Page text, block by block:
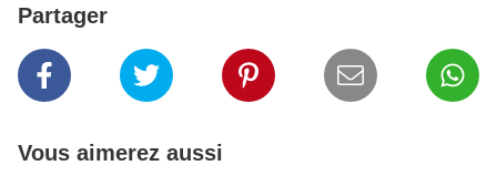
Partager
Vous aimerez aussi